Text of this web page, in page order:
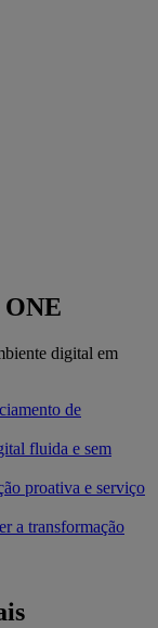
digital em
de
fluida e sem
proativa e serviço
a transformação